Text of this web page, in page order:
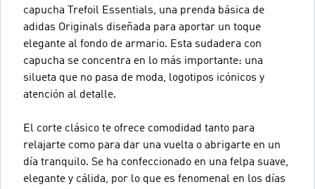
capucha Trefoil Essentials, una prenda básica de
adidas Originals diseñada para aportar un toque
elegante al fondo de armario. Esta sudadera con
capucha se concentra en lo más importante: una
silueta que no pasa de moda, logotipos icónicos y
atención al detalle.
El corte clásico te ofrece comodidad tanto para
relajarte como para dar una vuelta o abrigarte en un
día tranquilo. Se ha confeccionado en una felpa suave,
elegante y cálida, por lo que es fenomenal en los días